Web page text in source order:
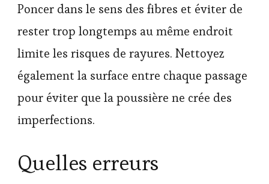
Poncer dans le sens des fibres et éviter de
rester trop longtemps au même endroit
limite les risques de rayures. Nettoyez
également la surface entre chaque passage
pour éviter que la poussière ne crée des
imperfections.
Quelles erreurs